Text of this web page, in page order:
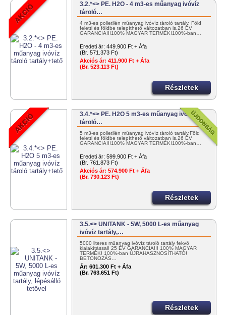
3.2.*<> PE. H2O - 4 m3-es műanyag ivóvíz
tároló…
4 m3-es polietilén műanyag ivóvíz tároló tartály. Föld
feletti és földbe telepíthető változatban is.26 ÉV
GARANCIA!!!100% MAGYAR TERMÉK!100%-ban…
Eredeti ár: 449.900 Ft + Áfa
(Br. 571.373 Ft)
Akciós ár: 411.900 Ft + Áfa
(Br. 523.113 Ft)
Részletek
3.4.*<> PE. H2O 5 m3-es műanyag ivóvíz
tároló…
5 m3-es polietilén műanyag ivóvíz tároló tartály.Föld
feletti és földbe telepíthető változatban is.26 ÉV
GARANCIA!!!100% MAGYAR TERMÉK!100%-ban…
Eredeti ár: 599.900 Ft + Áfa
(Br. 761.873 Ft)
Akciós ár: 574.900 Ft + Áfa
(Br. 730.123 Ft)
Részletek
3.5.<> UNITANK - 5W, 5000 L-es műanyag
ivóvíz tartály,…
5000 literes műanyag ivóvíz tároló tartály fekvő
kialakítással! 25 ÉV GARANCIA!!! 100% MAGYAR
TERMÉK! 100%-ban ÚJRAHASZNOSÍTHATÓ!
BETONOZÁS…
Ár: 601.300 Ft + Áfa
(Br. 763.651 Ft)
Részletek